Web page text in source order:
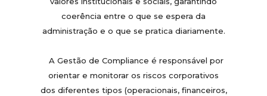
coerência entre o que se espera da
administração e o que se pratica diariamente.
A Gestão de Compliance é responsável por
orientar e monitorar os riscos corporativos
dos diferentes tipos (operacionais, financeiros,